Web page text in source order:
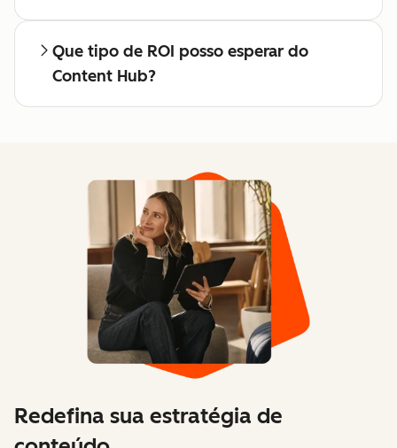
Que tipo de ROI posso esperar do
Content Hub?
Redefina sua estratégia de